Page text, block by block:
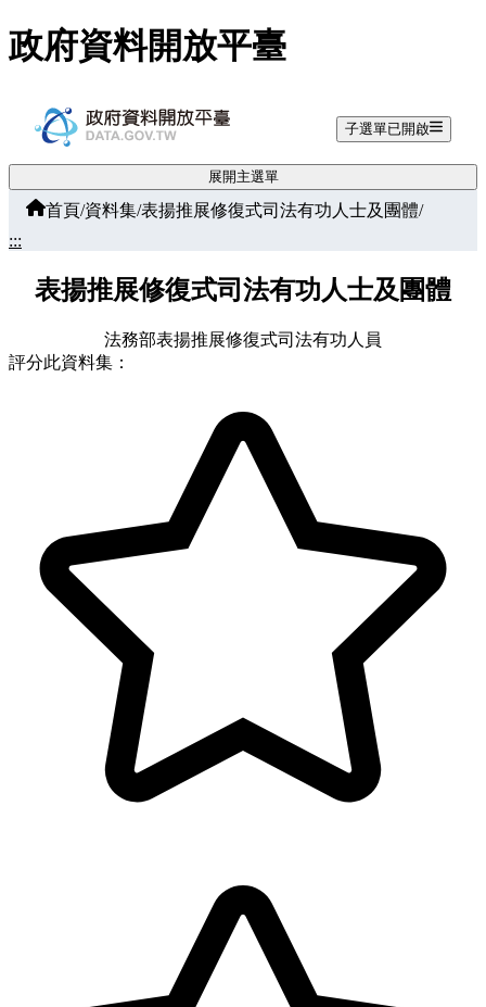
跳至主要內容
政府資料開放平臺
子選單已開啟
展開主選單
首頁/資料集/表揚推展修復式司法有功人士及團體/
:::
表揚推展修復式司法有功人士及團體
法務部表揚推展修復式司法有功人員
評分此資料集：